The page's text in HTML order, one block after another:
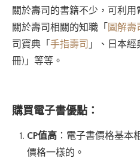
關於壽司的書籍不少，可利用
關於壽司相關的知職「 圖解壽
司寶典「 手指壽司 」、日本經
冊)」等等。
購買電子書優點：
CP值高 ：電子書價格基本
價格一樣的。